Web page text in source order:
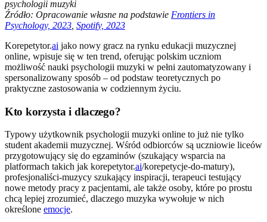
psychologii muzyki
Źródło: Opracowanie własne na podstawie Frontiers in
Psychology, 2023 Spotify, 2023
Korepetytor.ai jako nowy gracz na rynku edukacji muzycznej
online, wpisuje się w ten trend, oferując polskim uczniom
możliwość nauki psychologii muzyki w pełni zautomatyzowany i
spersonalizowany sposób – od podstaw teoretycznych po
praktyczne zastosowania w codziennym życiu.
Kto korzysta i dlaczego?
Typowy użytkownik psychologii muzyki online to już nie tylko
student akademii muzycznej. Wśród odbiorców są uczniowie liceów
przygotowujący się do egzaminów (szukający wsparcia na
platformach takich jak korepetytor.ai/korepetycje-do-matury),
profesjonaliści-muzycy szukający inspiracji, terapeuci testujący
nowe metody pracy z pacjentami, ale także osoby, które po prostu
chcą lepiej zrozumieć, dlaczego muzyka wywołuje w nich
określone emocje.